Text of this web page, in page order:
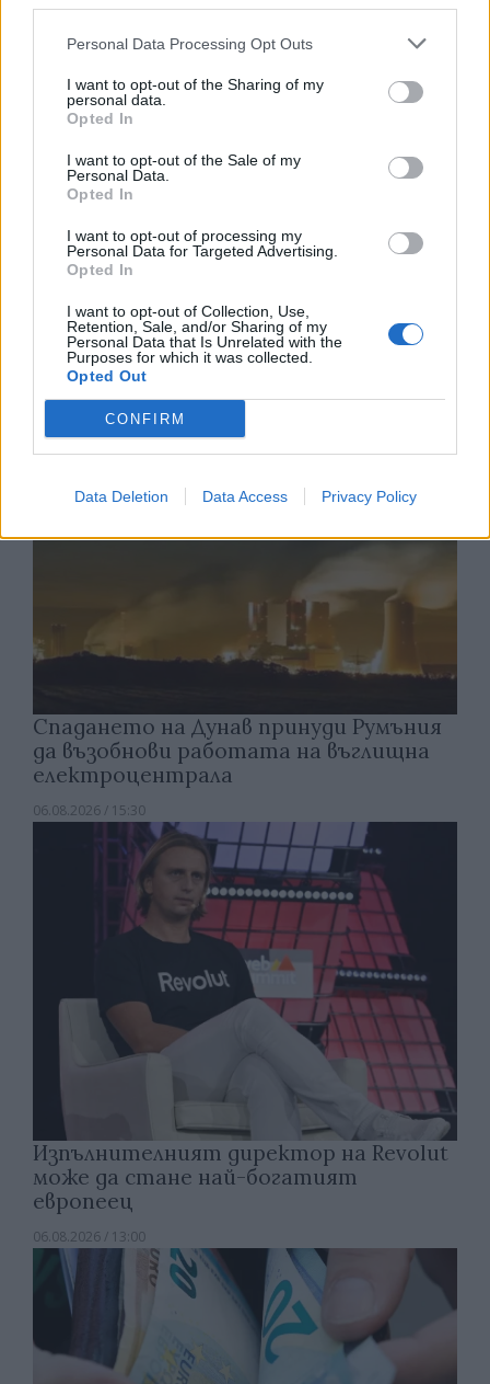
Personal Data Processing Opt Outs
I want to opt-out of the Sharing of my
personal data.
Opted In
I want to opt-out of the Sale of my
Personal Data.
Opted In
I want to opt-out of processing my
Personal Data for Targeted Advertising.
Opted In
I want to opt-out of Collection, Use,
Retention, Sale, and/or Sharing of my
Personal Data that Is Unrelated with the
Purposes for which it was collected.
Opted Out
CONFIRM
Data Deletion Data Access Privacy Policy
Ню Йорк стана 14-ият щат на САЩ, в
който е разрешена евтаназията
06.08.2026 / 16:00
Спадането на Дунав принуди Румъния
да възобнови работата на въглищна
електроцентрала
06.08.2026 / 15:30
Изпълнителният директор на Revolut
може да стане най-богатият
европеец
06.08.2026 / 13:00